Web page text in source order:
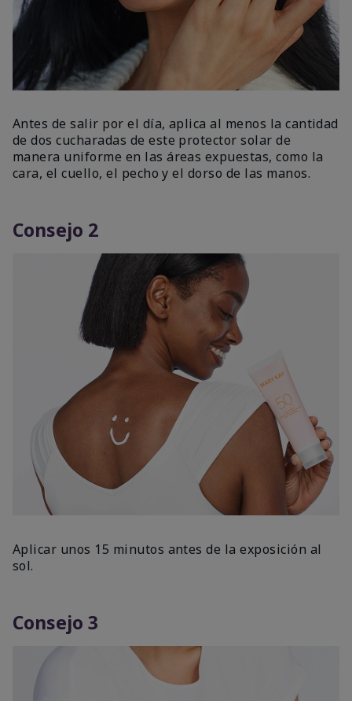
Antes de salir por el día, aplica al menos la cantidad
de dos cucharadas de este protector solar de
manera uniforme en las áreas expuestas, como la
cara, el cuello, el pecho y el dorso de las manos.
Consejo 2
Aplicar unos 15 minutos antes de la exposición al
sol.
Consejo 3